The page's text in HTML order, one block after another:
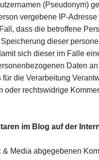
(Pseudonym)
vergebene IP-
dass die betroffene
dieser
sich dieser im Falle
Daten
die Verarbeitung
oder rechtswidrige
im Blog auf der
Media abgegebenen